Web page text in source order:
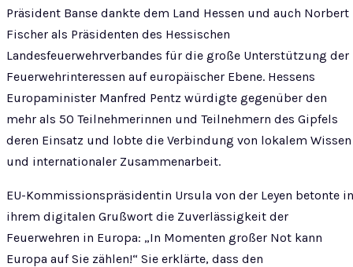
Präsident Banse dankte dem Land Hessen und auch Norbert
Fischer als Präsidenten des Hessischen
Landesfeuerwehrverbandes für die große Unterstützung der
Feuerwehrinteressen auf europäischer Ebene. Hessens
Europaminister Manfred Pentz würdigte gegenüber den
mehr als 50 Teilnehmerinnen und Teilnehmern des Gipfels
deren Einsatz und lobte die Verbindung von lokalem Wissen
und internationaler Zusammenarbeit.
EU-Kommissionspräsidentin Ursula von der Leyen betonte in
ihrem digitalen Grußwort die Zuverlässigkeit der
Feuerwehren in Europa: „In Momenten großer Not kann
Europa auf Sie zählen!“ Sie erklärte, dass den